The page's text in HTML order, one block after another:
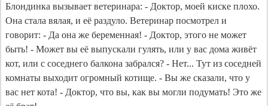
Блондинка вызывает ветеринара: - Доктор, моей киске плохо.
Она стала вялая, и её раздуло. Ветеринар посмотрел и
говорит: - Да она же беременная! - Доктор, этого не может
быть! - Может вы её выпускали гулять, или у вас дома живёт
кот, или с соседнего балкона забрался? - Нет... Тут из соседней
комнаты выходит огромный котище. - Вы же сказали, что у
вас нет кота! - Доктор, что вы, как вы могли подумать! Это же